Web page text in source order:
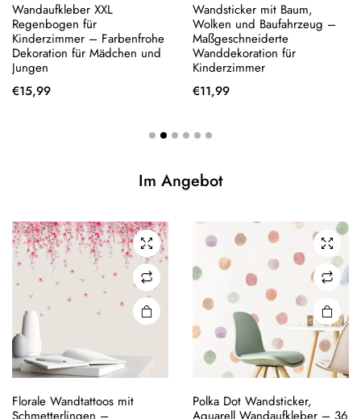
Wandaufkleber XXL
Regenbogen für
Kinderzimmer – Farbenfrohe
Dekoration für Mädchen und
Jungen
€15,99
Wandsticker mit Baum,
Wolken und Baufahrzeug –
Maßgeschneiderte
Wanddekoration für
Kinderzimmer
€11,99
Im Angebot
Florale Wandtattoos mit
Polka Dot Wandsticker,